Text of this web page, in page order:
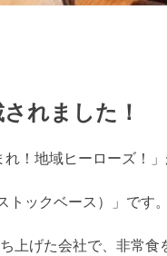
れました！
！地域ヒーローズ！
ックベース）」です。
げた会社で、非常